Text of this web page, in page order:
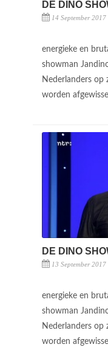
DE DINO
14 September 2017
energieke en
showman
Nederlanders op
worden
DE DINO
13 September 2017
energieke en
showman
Nederlanders op
worden